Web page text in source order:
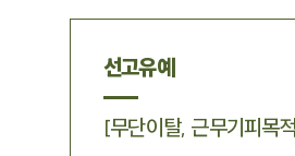
대륜법률상담
대륜법률상담
선고유예
[무단이탈, 근무기피목